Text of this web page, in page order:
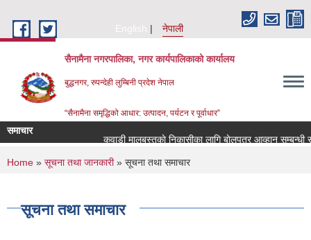
English
नेपाली
सैनामैना नगरपालिका, नगर कार्यपालिकाको कार्यालय
बुद्धनगर, रुपन्देही लुम्बिनी प्रदेश नेपाल
“सैनामैना समृद्धिको आधार: उत्पादन, पर्यटन र पूर्वाधार”
समाचार
कवाडी मालबस्तुकाे निकासीका लागि बाेलपत्र आव्हान सम्बन्धी
You are here
Home » सूचना तथा जानकारी» सूचना तथा समाचार
सूचना तथा समाचार